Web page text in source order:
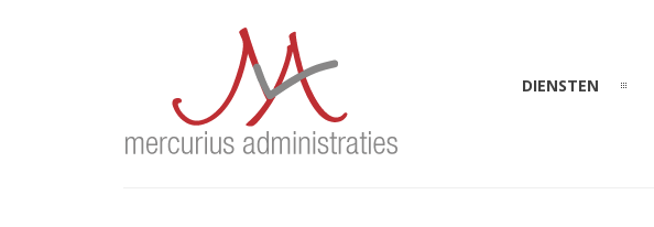
DIENSTEN